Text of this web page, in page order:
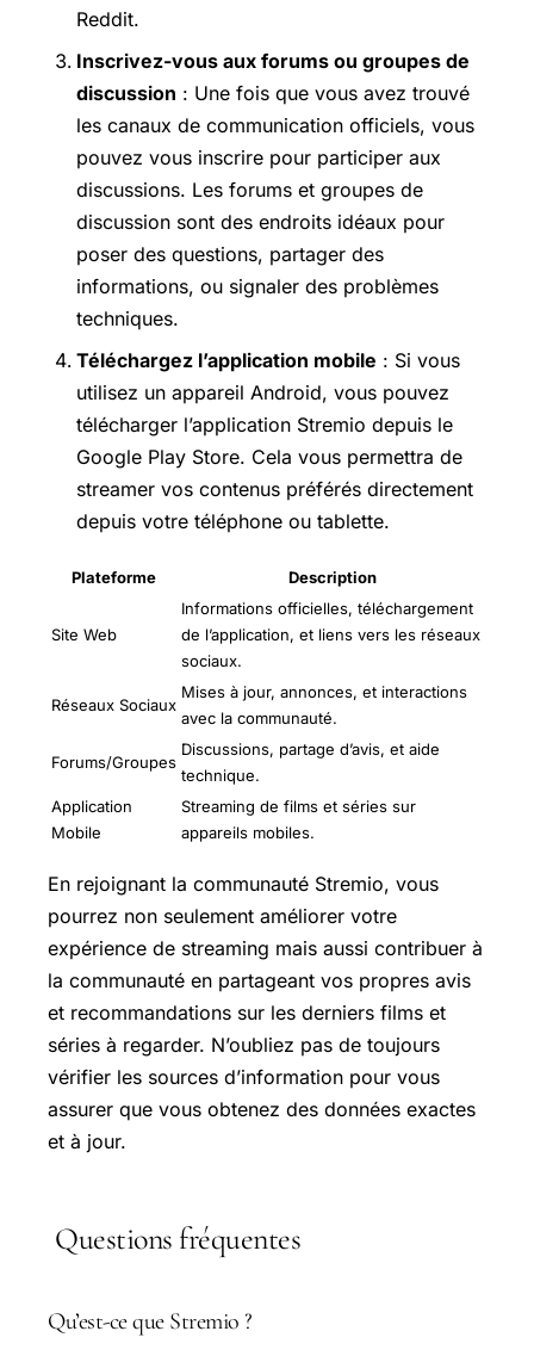
Reddit.
Inscrivez-vous aux forums ou groupes de
discussion : Une fois que vous avez trouvé
les canaux de communication officiels, vous
pouvez vous inscrire pour participer aux
discussions. Les forums et groupes de
discussion sont des endroits idéaux pour
poser des questions, partager des
informations, ou signaler des problèmes
techniques.
Téléchargez l’application mobile : Si vous
utilisez un appareil Android, vous pouvez
télécharger l’application Stremio depuis le
Google Play Store. Cela vous permettra de
streamer vos contenus préférés directement
depuis votre téléphone ou tablette.
Plateforme Description
Site Web
Informations officielles, téléchargement
de l’application, et liens vers les réseaux
sociaux.
Réseaux Sociaux
Mises à jour, annonces, et interactions
avec la communauté.
Forums/Groupes
Discussions, partage d’avis, et aide
technique.
Application
Mobile
Streaming de films et séries sur
appareils mobiles.
En rejoignant la communauté Stremio, vous
pourrez non seulement améliorer votre
expérience de streaming mais aussi contribuer à
la communauté en partageant vos propres avis
et recommandations sur les derniers films et
séries à regarder. N’oubliez pas de toujours
vérifier les sources d’information pour vous
assurer que vous obtenez des données exactes
et à jour.
Questions fréquentes
Qu’est-ce que Stremio ?